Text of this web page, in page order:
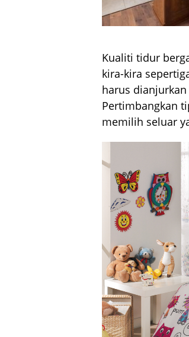
Kualiti tidur
kira-kira
harus
Pertimbangkan
memilih seluar